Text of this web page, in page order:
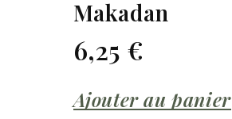
Makadan
6,25 €
Ajouter au panier